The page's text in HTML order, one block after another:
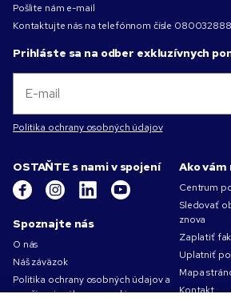
Pošlite nám e-mail
Kontaktujte nás na telefónnom čísle
Prihláste sa na odber exkluzívnych
Politika ochrany osobných údajov
OSTAŇTE s nami v spojení
Spoznajte nás
O nás
Náš záväzok
Politika ochrany osobných údajov a
používania súborov cookie
Ako vám
Centrum
Sledovať
znova
Zaplatiť
Uplatniť
Mapa
Kontakt